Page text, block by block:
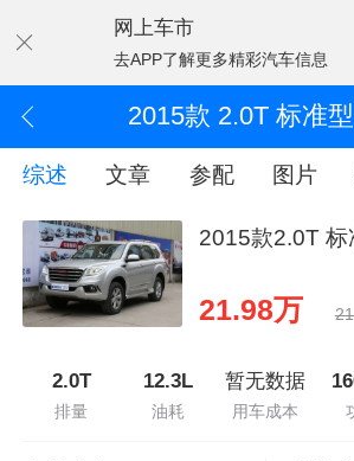
网上车市
去APP了解更多精彩汽车信息
2015款 2.0T 标准
综述 文章 参配 图片
2015款2.0T 标
21.98万
2.0T
排量
12.3L
油耗
暂无数据
用车成本